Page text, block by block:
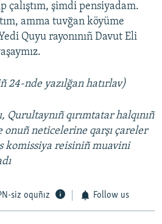
çalıştım, şimdi pensiyadam.
amma tuvğan köyüme
Quyu rayonınıñ Davut Eli
24-nde yazılğan hatırlav)
Qurultaynıñ qırımtatar halqınıñ
neticelerine qarşı çareler
komissiya reisiniñ muavini
siz oquñız Follow us